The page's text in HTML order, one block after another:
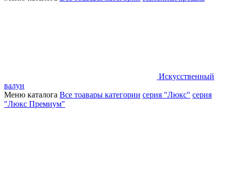
Искусственный
валун
Меню каталога Все тоавары категории серия "Люкс" серия
"Люкс Премиум"